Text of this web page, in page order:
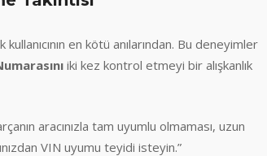
kullanıcının en kötü anılarından. Bu deneyimler
iki kez kontrol etmeyi bir alışkanlık
aracınızla tam uyumlu olmaması, uzun
VIN uyumu teyidi isteyin.”